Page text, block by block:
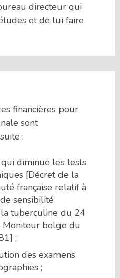
directeur qui
et de lui faire
financières pour
sont
:
diminue les tests
[Décret de la
française relatif à
sensibilité
tuberculine du 24
Moniteur belge du
;
des examens
;